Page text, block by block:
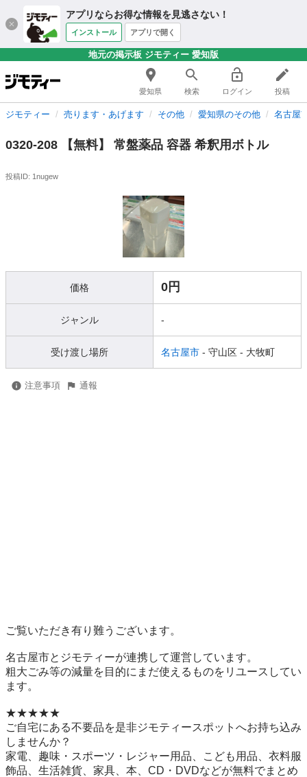
アプリならお得な情報を見逃さない！
インストール アプリで開く
地元の掲示板 ジモティー 愛知版
愛知県 検索 ログイン 投稿
ジモティー 売ります・あげます その他 愛知県のその他 名古屋
0320-208 【無料】 常盤薬品 容器 希釈用ボトル
投稿ID: 1nugew
価格 0円
ジャンル -
受け渡し場所 名古屋市 - 守山区 - 大牧町
注意事項 通報
ご覧いただき有り難うございます。
名古屋市とジモティーが連携して運営しています。
粗⼤ごみ等の減量を⽬的にまだ使えるものをリユースしてい
ます。
★★★★★
ご自宅にある不要品を是非ジモティースポットへお持ち込み
しませんか？
家電、趣味・スポーツ・レジャー用品、こども用品、衣料服
飾品、生活雑貨、家具、本、CD・DVDなどが無料でまとめ